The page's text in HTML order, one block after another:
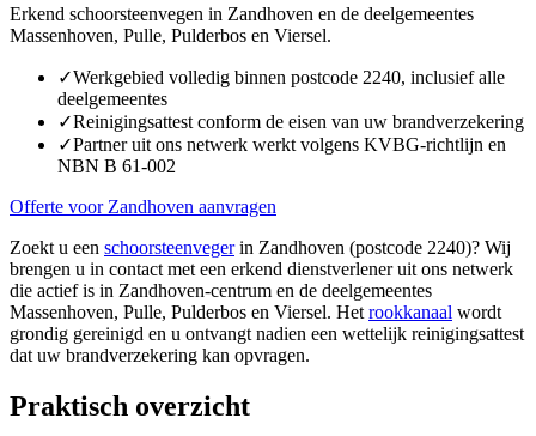
Erkend schoorsteenvegen in Zandhoven en de deelgemeentes
Massenhoven, Pulle, Pulderbos en Viersel.
✓Werkgebied volledig binnen postcode 2240, inclusief alle
deelgemeentes
✓Reinigingsattest conform de eisen van uw brandverzekering
✓Partner uit ons netwerk werkt volgens KVBG-richtlijn en
NBN B 61-002
Offerte voor Zandhoven aanvragen
Zoekt u een schoorsteenvegerin Zandhoven (postcode 2240)? Wij
brengen u in contact met een erkend dienstverlener uit ons netwerk
die actief is in Zandhoven-centrum en de deelgemeentes
Massenhoven, Pulle, Pulderbos en Viersel. Het rookkanaal wordt
grondig gereinigd en u ontvangt nadien een wettelijk reinigingsattest
dat uw brandverzekering kan opvragen.
Praktisch overzicht